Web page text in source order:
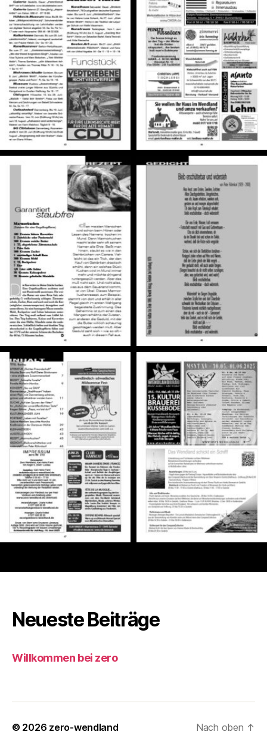
Neueste Beiträge
Willkommen bei zero
© 2026 zero-wendland Nach oben ↑